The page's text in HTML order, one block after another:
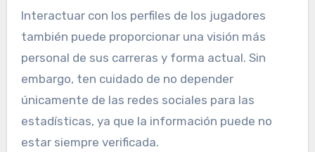
Interactuar con los perfiles de los jugadores
también puede proporcionar una visión más
personal de sus carreras y forma actual. Sin
embargo, ten cuidado de no depender
únicamente de las redes sociales para las
estadísticas, ya que la información puede no
estar siempre verificada.